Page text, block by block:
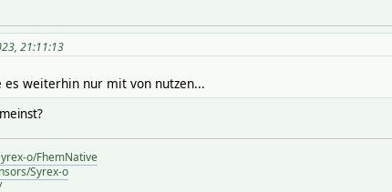
21:11:13
weiterhin nur mit von nutzen...
o/FhemNative
Syrex-o